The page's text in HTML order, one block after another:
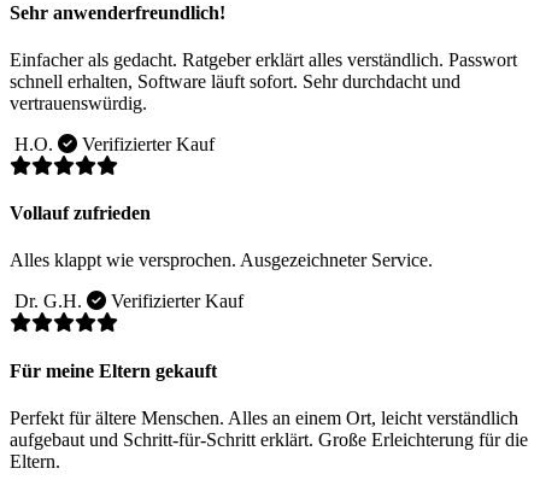
Sehr anwenderfreundlich!
Einfacher als gedacht. Ratgeber erklärt alles verständlich. Passwort
schnell erhalten, Software läuft sofort. Sehr durchdacht und
vertrauenswürdig.
H.O.
Verifizierter Kauf
Vollauf zufrieden
Alles klappt wie versprochen. Ausgezeichneter Service.
Dr. G.H.
Verifizierter Kauf
Für meine Eltern gekauft
Perfekt für ältere Menschen. Alles an einem Ort, leicht verständlich
aufgebaut und Schritt-für-Schritt erklärt. Große Erleichterung für die
Eltern.